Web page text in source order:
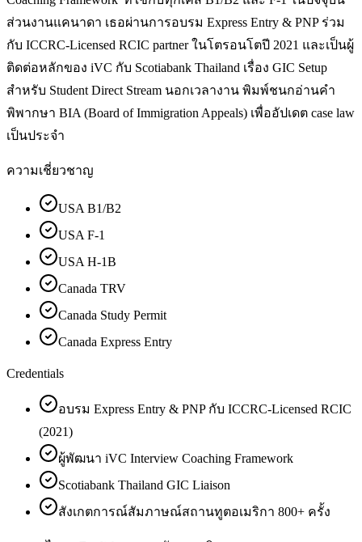
ส่วนงานแคนาดา เธอผ่านการอบรม Express Entry & PNP ร่วม
กับ ICCRC-Licensed RCIC partner ในโตรอนโตปี 2021 และเป็นผู้
ติดต่อหลักของ iVC กับ Scotiabank Thailand เรื่อง GIC Setup
สำหรับ Student Direct Stream นอกเวลางาน พิมพ์ชนกอ่านคำ
พิพากษา BIA (Board of Immigration Appeals) เพื่ออัปเดต case law
เป็นประจำ
ความเชี่ยวชาญ
USA B1/B2
USA F-1
USA H-1B
Canada TRV
Canada Study Permit
Canada Express Entry
Credentials
อบรม Express Entry & PNP กับ ICCRC-Licensed RCIC
(2021)
ผู้พัฒนา iVC Interview Coaching Framework
Scotiabank Thailand GIC Liaison
สังเกตการณ์สัมภาษณ์สถานทูตอเมริกา 800+ ครั้ง